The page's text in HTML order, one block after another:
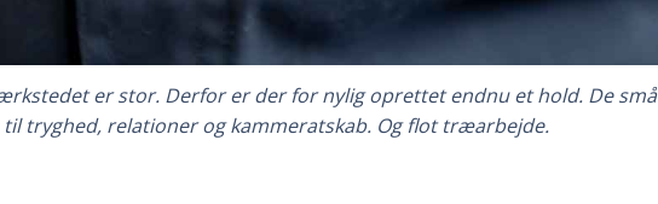
er stor. Derfor er der for nylig oprettet endnu et hold. De små
tryghed, relationer og kammeratskab. Og flot træarbejde.